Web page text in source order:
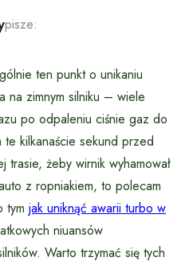
pisze:
ten punkt o unikaniu
na zimnym silniku – wiele
po odpaleniu ciśnie gaz do
kilkanaście sekund przed
trasie, żeby wirnik wyhamował
z ropniakiem, to polecam
tym jak uniknąć awarii turbo w
niuansów
Warto trzymać się tych